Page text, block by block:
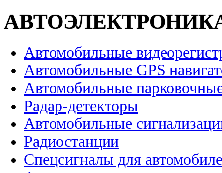
Автомобильные
Автомобильные GPS
Автомобильные
Радар-детекторы
Автомобильные
Радиостанции
Спецсигналы для